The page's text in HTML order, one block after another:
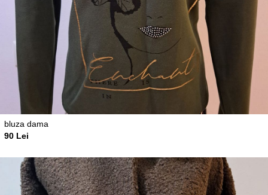
bluza dama
90 Lei